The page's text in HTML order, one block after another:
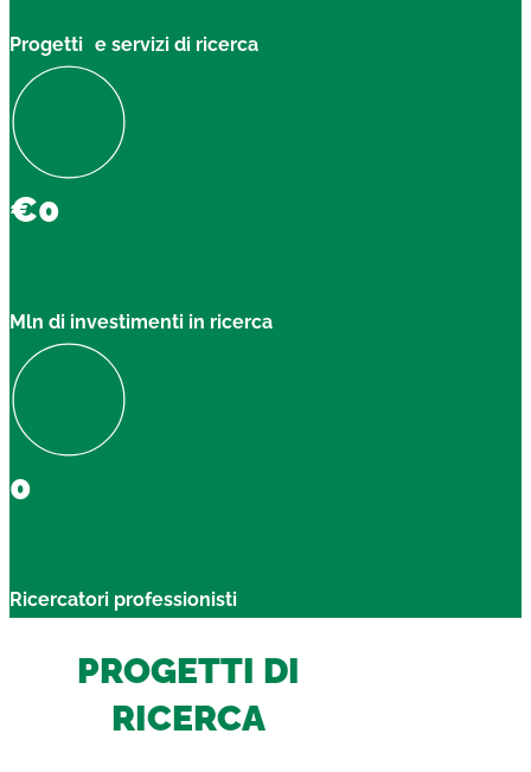
Progetti e servizi di ricerca
€0
Mln di investimenti in ricerca
0
Ricercatori professionisti
PROGETTI DI
RICERCA